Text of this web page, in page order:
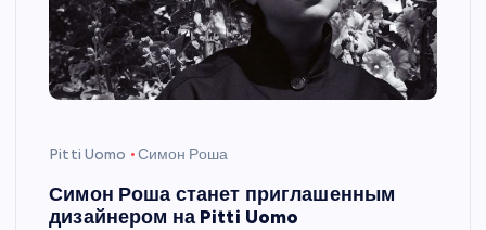
Pitti Uomo Симон Роша
Симон Роша станет приглашенным
дизайнером на Pitti Uomo